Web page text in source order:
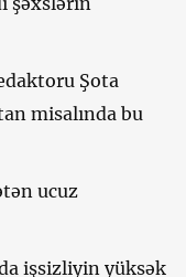
Şota
misalında bu
ucuz
işsizliyin yüksək